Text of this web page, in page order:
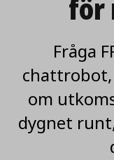
för
Fråga
om
dygnet